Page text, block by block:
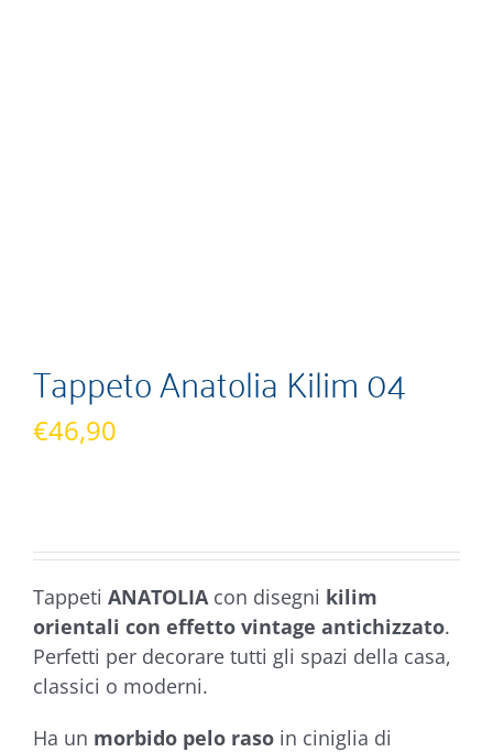
Tappeto Anatolia Kilim 04
€46,90
Tappeti ANATOLIAcon disegni kilim
orientali con effetto vintage antichizzato.
Perfetti per decorare tutti gli spazi della casa,
classici o moderni.
Ha un morbido pelo raso in ciniglia di